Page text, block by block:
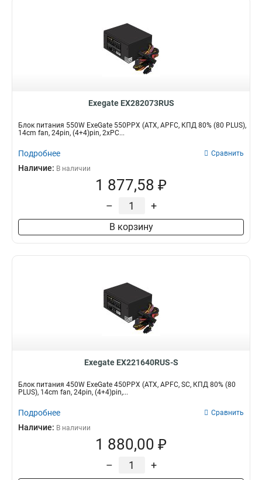
Exegate EX282073RUS
Блок питания 550W ExeGate 550PPX (ATX, APFC, КПД 80% (80 PLUS),
14cm fan, 24pin, (4+4)pin, 2xPC...
Подробнее Сравнить
Наличие: В наличии
1 877,58 ₽
– +
В корзину
Exegate EX221640RUS-S
Блок питания 450W ExeGate 450PPX (ATX, APFC, SC, КПД 80% (80
PLUS), 14cm fan, 24pin, (4+4)pin,...
Подробнее Сравнить
Наличие: В наличии
1 880,00 ₽
– +